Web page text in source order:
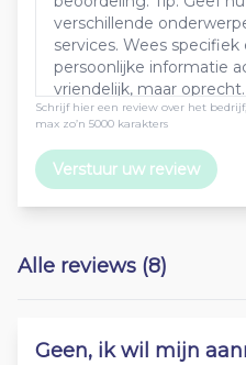
Schrijf hier een review over het
max zo’n 5000 karakters
Verstuur uw review
Alle reviews (8)
Geen, ik wil mijn